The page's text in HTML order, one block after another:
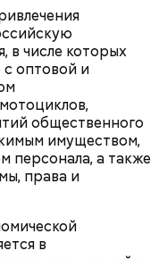
в числе которых
с оптовой и
общественного
имуществом,
персонала, а также
права и
в
Николай спас от